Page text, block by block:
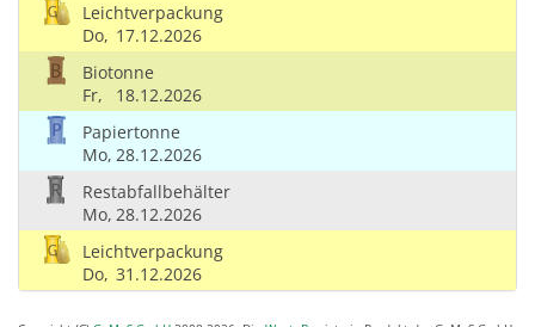
Leichtverpackung
Do, 17.12.2026
Biotonne
Fr,
18.12.2026
Papiertonne
Mo, 28.12.2026
Restabfallbehälter
Mo, 28.12.2026
Leichtverpackung
Do, 31.12.2026